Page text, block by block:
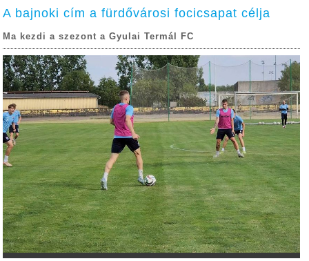
A bajnoki cím a fürdővárosi focicsapat célja
Ma kezdi a szezont a Gyulai Termál FC